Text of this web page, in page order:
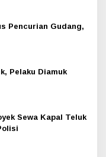
Pencurian Gudang,
Pelaku Diamuk
Sewa Kapal Teluk